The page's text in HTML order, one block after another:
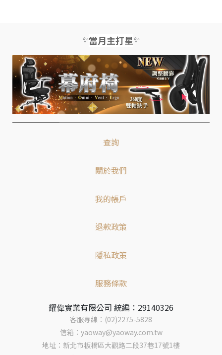
✨當月主打星✨
查詢
關於我們
我的帳戶
退款政策
隱私政策
服務條款
耀偉實業有限公司 統編：29140326
客服專線：(02)2275-5828
信箱：yaoway@yaoway.com.tw
地址：新北市板橋區大觀路二段37巷17號1樓